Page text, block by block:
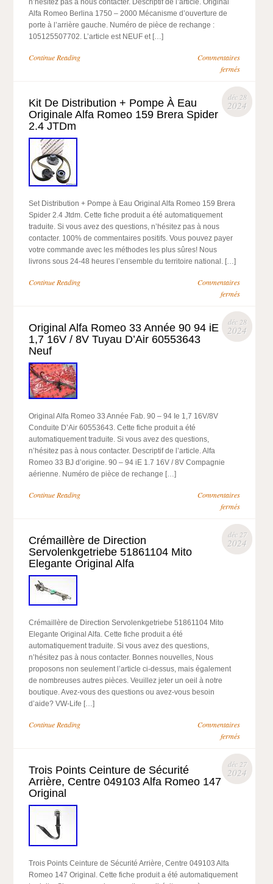
n’hésitez pas à nous contacter. Descriptif de l’article. Original
Alfa Romeo Berlina 1750 – 2000 Mécanisme d’ouverture de
porte à l’arrière gauche. Numéro de pièce de rechange :
105125507702. L’article est NEUF et […]
Continue Reading
Commentaires
fermés
déc 28
2024
Kit De Distribution + Pompe À Eau
Originale Alfa Romeo 159 Brera Spider
2.4 JTDm
Set Distribution + Pompe à Eau Original Alfa Romeo 159 Brera
Spider 2.4 Jtdm. Cette fiche produit a été automatiquement
traduite. Si vous avez des questions, n’hésitez pas à nous
contacter. 100% de commentaires positifs. Vous pouvez payer
votre commande avec les méthodes les plus sûres! Nous
livrons sous 24-48 heures l’ensemble du territoire national. […]
Continue Reading
Commentaires
fermés
déc 28
2024
Original Alfa Romeo 33 Année 90 94 iE
1,7 16V / 8V Tuyau D’Air 60553643
Neuf
Original Alfa Romeo 33 Année Fab. 90 – 94 Ie 1,7 16V/8V
Conduite D’Air 60553643. Cette fiche produit a été
automatiquement traduite. Si vous avez des questions,
n’hésitez pas à nous contacter. Descriptif de l’article. Alfa
Romeo 33 BJ d’origine. 90 – 94 iE 1.7 16V / 8V Compagnie
aérienne. Numéro de pièce de rechange […]
Continue Reading
Commentaires
fermés
déc 27
2024
Crémaillère de Direction
Servolenkgetriebe 51861104 Mito
Elegante Original Alfa
Crémaillère de Direction Servolenkgetriebe 51861104 Mito
Elegante Original Alfa. Cette fiche produit a été
automatiquement traduite. Si vous avez des questions,
n’hésitez pas à nous contacter. Bonnes nouvelles, Nous
proposons non seulement l’article ci-dessus, mais également
de nombreuses autres pièces. Veuillez jeter un oeil à notre
boutique. Avez-vous des questions ou avez-vous besoin
d’aide? VW-Life […]
Continue Reading
Commentaires
fermés
déc 27
2024
Trois Points Ceinture de Sécurité
Arrière, Centre 049103 Alfa Romeo 147
Original
Trois Points Ceinture de Sécurité Arrière, Centre 049103 Alfa
Romeo 147 Original. Cette fiche produit a été automatiquement